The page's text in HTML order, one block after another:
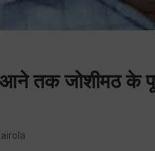
आने तक जोशीमठ के